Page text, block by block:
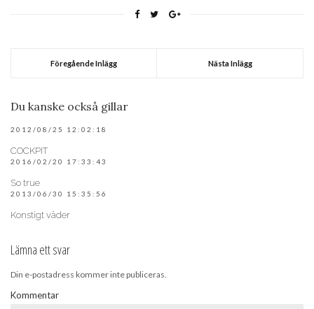
Föregående Inlägg Nästa Inlägg
Du kanske också gillar
2012/08/25 12:02:18
COCKPIT
2016/02/20 17:33:43
So true
2013/06/30 15:35:56
Konstigt väder
Lämna ett svar
Din e-postadress kommer inte publiceras.
Kommentar